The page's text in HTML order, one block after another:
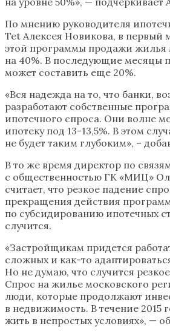
По мнению руководителя
Tet Алексея Новикова, в первый
этой программы продажи жилья
на 40%. В последующие месяцы
может составить еще 20%.
«Вся надежда на то, что банки,
разработают собственные
ипотечного спроса. Они волне
ипотеку под 13-13,5%. В этом
не будет таким глубоким», –
В то же время директор по
с общественностью ГК «МИЦ»
считает, что резкое падение
прекращения действия
по субсидированию ипотечных
случится.
«Застройщикам придется
сложных и как-то
Но не думаю, что случится
Спрос на жилье московского
люди, которые продолжают
в недвижимость. В течение 2015
жить в непростых условиях», —